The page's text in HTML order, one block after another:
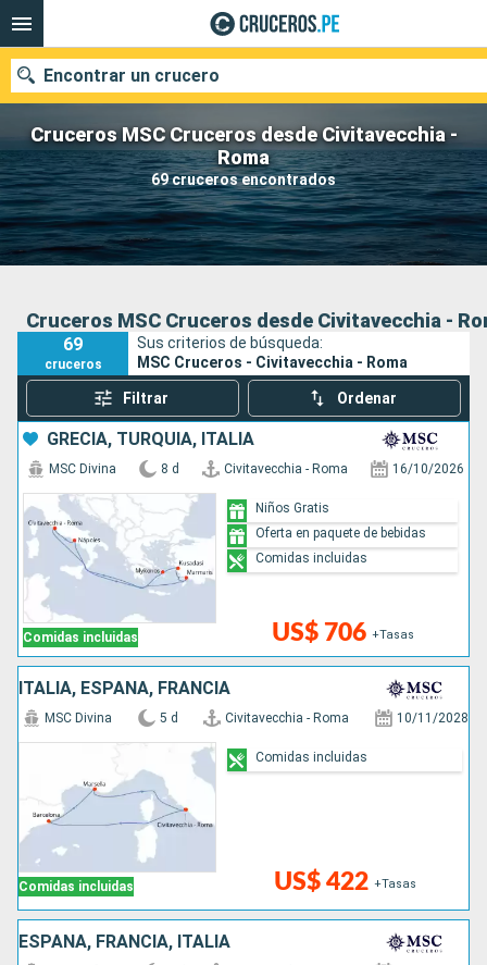
Cruceros MSC Cruceros desde Civitavecchia -
Roma
69 cruceros encontrados
Encontrar un crucero
Nuestros destinos
Fecha de salida
Buscar
Cruceros MSC Cruceros desde Civitavecchia -
69
cruceros
Sus criterios de búsqueda:
MSC Cruceros - Civitavecchia - Roma
Filtrar Ordenar
GRECIA, TURQUÍA, ITALIA
Comidas incluidas
MSC Divina 8 d Civitavecchia - Roma 16/10/2026
US$ 706 +Tasas
Niños Gratis
Oferta en paquete de bebidas
Comidas incluidas
ITALIA, ESPAÑA, FRANCIA
Comidas incluidas
MSC Divina 5 d Civitavecchia - Roma 10/11/2028
US$ 422 +Tasas
Comidas incluidas
ESPAÑA, FRANCIA, ITALIA